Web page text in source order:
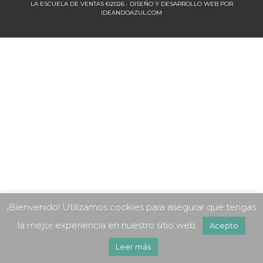
LA ESCUELA DE VENTAS ©2026 · DISEÑO Y DESARROLLO WEB POR
IDEANDOAZUL.COM
¡Bienvenido! Utilizamos cookies para asegurar que tengas
la mejor experiencia en nuestro sitio web.
Acepto
Leer más